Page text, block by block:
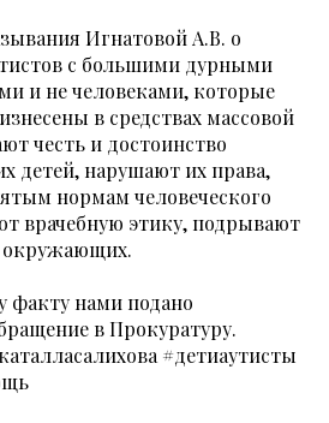
Игнатовой А.В. о
с большими дурными
и не человеками, которые
в средствах массовой
честь и достоинство
детей, нарушают их права,
нормам человеческого
врачебную этику, подрывают
окружающих.
факту нами подано
в Прокуратуру.
#детиаутисты